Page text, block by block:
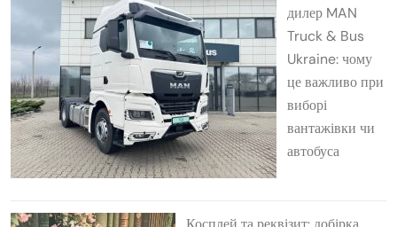
дилер MAN
Truck & Bus
Ukraine: чому
це важливо при
виборі
вантажівки чи
автобуса